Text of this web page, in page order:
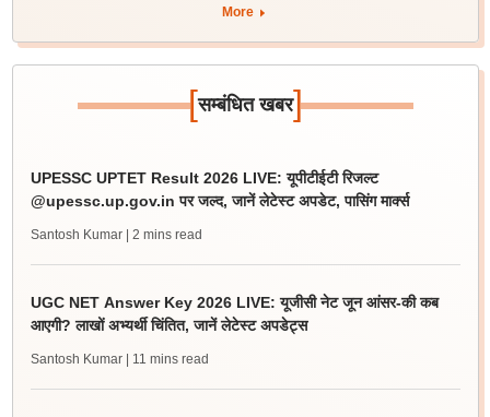
More
[सम्बंधित खबर]
UPESSC UPTET Result 2026 LIVE: यूपीटीईटी रिजल्ट
@upessc.up.gov.in पर जल्द, जानें लेटेस्ट अपडेट, पासिंग मार्क्स
Santosh Kumar | 2 mins read
UGC NET Answer Key 2026 LIVE: यूजीसी नेट जून आंसर-की कब
आएगी? लाखों अभ्यर्थी चिंतित, जानें लेटेस्ट अपडेट्स
Santosh Kumar | 11 mins read